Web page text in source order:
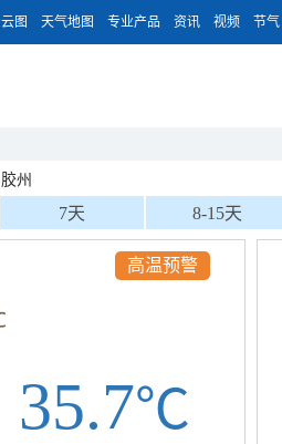
云图 天气地图 专业产品 资讯 视频 节气
胶州
7天 8-15天
35.7℃
高温预警